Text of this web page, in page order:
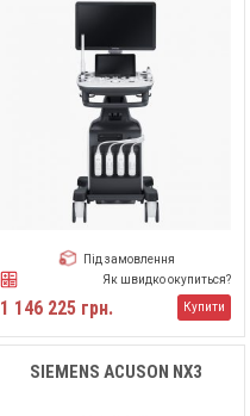
Під замовлення
Як швидко окупиться?
1 146 225 грн. Купити
SIEMENS ACUSON NX3